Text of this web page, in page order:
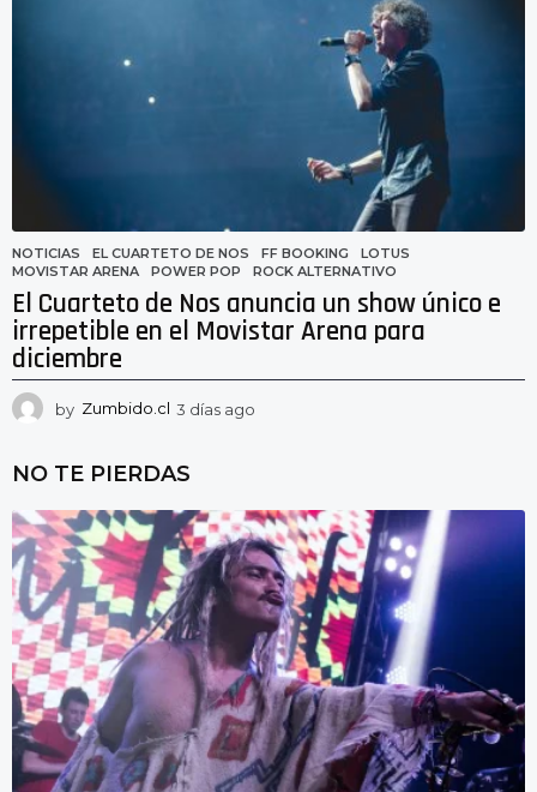
NOTICIAS EL CUARTETO DE NOS ,FF BOOKING ,LOTUS
MOVISTAR ARENA
,POWER POP ,ROCK ALTERNATIVO
El Cuarteto de Nos anuncia un show único e
irrepetible en el Movistar Arena para
diciembre
by Zumbido.cl 3 días ago
a
g
o
NO TE PIERDAS